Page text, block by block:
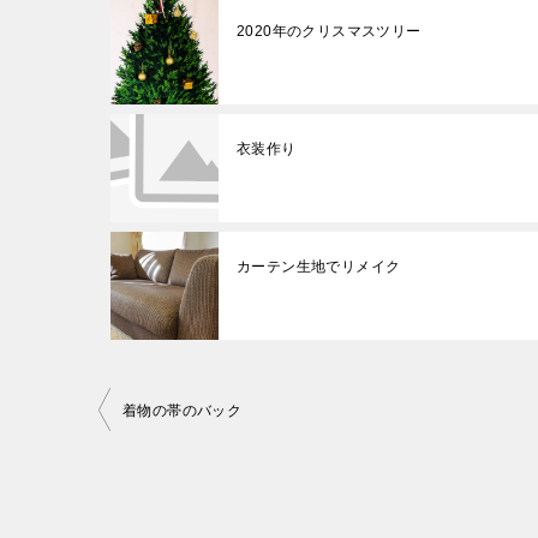
2020年のクリスマスツリー
衣装作り
カーテン生地でリメイク
投着物の帯のバック